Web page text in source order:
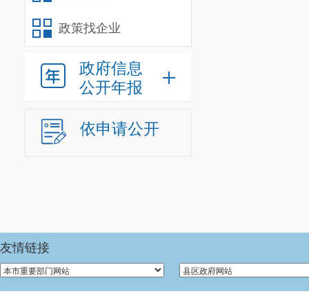
政策找企业
政府信息
公开年报
依申请公开
友情链接